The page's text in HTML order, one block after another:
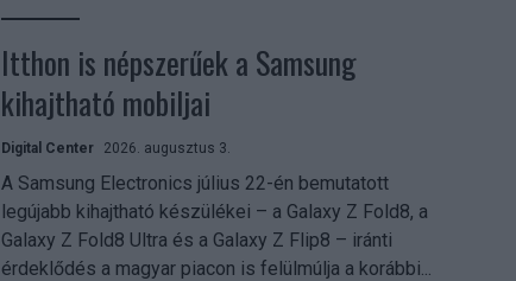
Itthon is népszerűek a Samsung
kihajtható mobiljai
Digital Center 2026. augusztus 3.
A Samsung Electronics július 22-én bemutatott
legújabb kihajtható készülékei – a Galaxy Z Fold8, a
Galaxy Z Fold8 Ultra és a Galaxy Z Flip8 – iránti
érdeklődés a magyar piacon is felülmúlja a korábbi...